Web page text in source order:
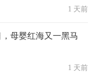
负责任的态度和行之
1 天前
母婴红海又一黑马
1 天前